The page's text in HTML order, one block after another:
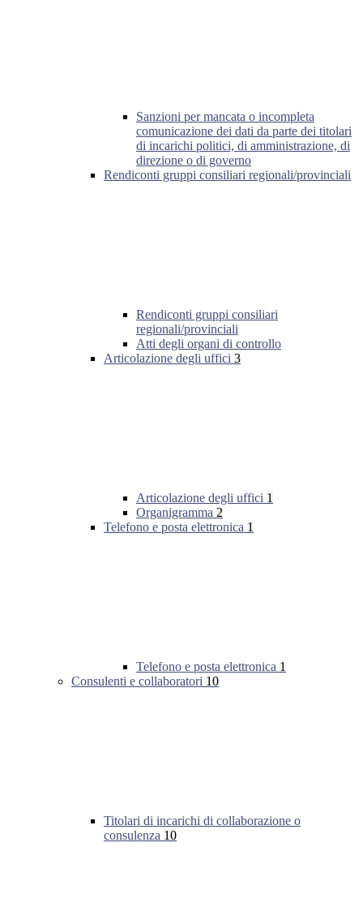
Sanzioni per mancata o incompleta
comunicazione dei dati da parte dei titolari
di incarichi politici, di amministrazione, di
direzione o di governo
Rendiconti gruppi consiliari regionali/provinciali
Rendiconti gruppi consiliari
regionali/provinciali
Atti degli organi di controllo
Articolazione degli uffici 3
Articolazione degli uffici 1
Organigramma 2
Telefono e posta elettronica 1
Telefono e posta elettronica 1
Consulenti e collaboratori 10
Titolari di incarichi di collaborazione o
consulenza 10